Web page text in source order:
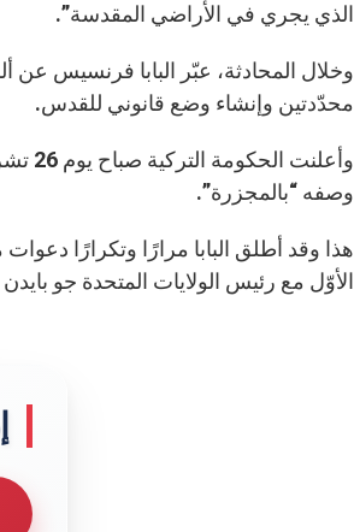
الذي يجري في الأراضي المقدسة”.
وخلال المحادثة، عبّر البابا فرنسيس
محدّدتين وإنشاء وضع قانوني للقدس.
وصفه “بالمجزرة”.
الأوّل مع رئيس الولايات المتحدة جو